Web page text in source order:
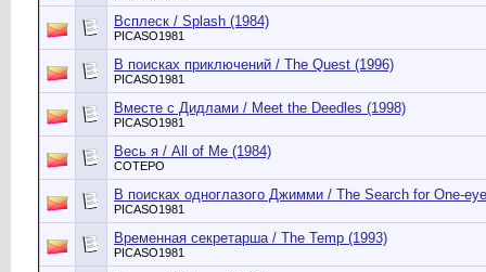
Всплеск / Splash (1984)
PICASO1981
В поисках приключений / The Quest (1996)
PICASO1981
Вместе с Дидлами / Meet the Deedles (1998)
PICASO1981
Весь я / All of Me (1984)
СОТЕРО
В поисках одноглазого Джимми / The Search for One-
PICASO1981
Временная секретарша / The Temp (1993)
PICASO1981